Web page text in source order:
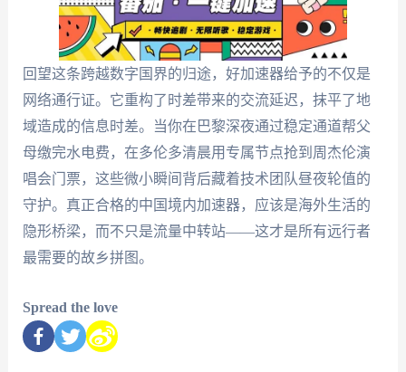
回望这条跨越数字国界的归途，好加速器给予的不仅是
网络通行证。它重构了时差带来的交流延迟，抹平了地
域造成的信息时差。当你在巴黎深夜通过稳定通道帮父
母缴完水电费，在多伦多清晨用专属节点抢到周杰伦演
唱会门票，这些微小瞬间背后藏着技术团队昼夜轮值的
守护。真正合格的中国境内加速器，应该是海外生活的
隐形桥梁，而不只是流量中转站——这才是所有远行者
最需要的故乡拼图。
Spread the love